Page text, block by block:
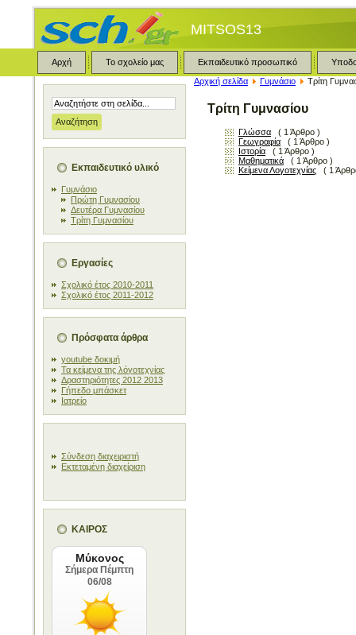
MITSOS13
Αρχή Το σχολείο μας Εκπαιδευτικό προσωπικό
Εκπαιδευτικό υλικό
Γυμνάσιο
Πρώτη Γυμνασίου
Δευτέρα Γυμνασίου
Τρίτη Γυμνασίου
Εργασίες
Σχολικό έτος 2010-2011
Σχολικό έτος 2011-2012
Πρόσφατα άρθρα
youtube δοκιμή
Τα κείμενα της λόγοτεχνίας
Δραστηριότητες 2012 2013
Γήπεδο μπάσκετ
Ιατρείο
Σύνδεση διαχειριστή
Εκτεταμένη διαχείριση
ΚΑΙΡΟΣ
Αρχική σελίδα Γυμνάσιο Τρίτη
Τρίτη Γυμνασίου
Γλώσσα
( 1 Άρθρο )
Γεωγραφία
( 1 Άρθρο )
Ιστορία
( 1 Άρθρο )
Μαθηματικά
( 1 Άρθρο )
Κείμενα Λογοτεχνίας
( 1